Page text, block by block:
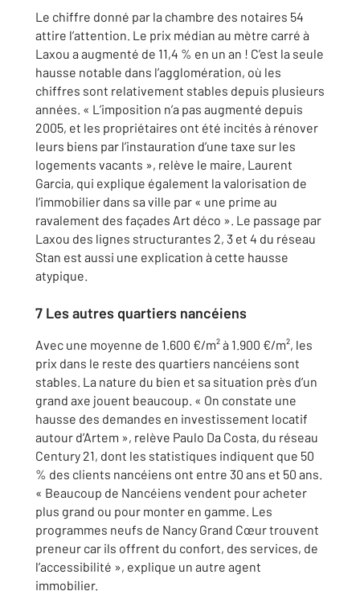
Le chiffre donné par la chambre des notaires 54
attire l’attention. Le prix médian au mètre carré à
Laxou a augmenté de 11,4 % en un an ! C’est la seule
hausse notable dans l’agglomération, où les
chiffres sont relativement stables depuis plusieurs
années. « L’imposition n’a pas augmenté depuis
2005, et les propriétaires ont été incités à rénover
leurs biens par l’instauration d’une taxe sur les
logements vacants », relève le maire, Laurent
Garcia, qui explique également la valorisation de
l’immobilier dans sa ville par « une prime au
ravalement des façades Art déco ». Le passage par
Laxou des lignes structurantes 2, 3 et 4 du réseau
Stan est aussi une explication à cette hausse
atypique.
7 Les autres quartiers nancéiens
Avec une moyenne de 1.600 €/m² à 1.900 €/m², les
prix dans le reste des quartiers nancéiens sont
stables. La nature du bien et sa situation près d’un
grand axe jouent beaucoup. « On constate une
hausse des demandes en investissement locatif
autour d’Artem », relève Paulo Da Costa, du réseau
Century 21, dont les statistiques indiquent que 50
% des clients nancéiens ont entre 30 ans et 50 ans.
« Beaucoup de Nancéiens vendent pour acheter
plus grand ou pour monter en gamme. Les
programmes neufs de Nancy Grand Cœur trouvent
preneur car ils offrent du confort, des services, de
l’accessibilité », explique un autre agent
immobilier.